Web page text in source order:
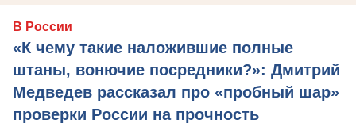
В России
«К чему такие наложившие полные
штаны, вонючие посредники?»: Дмитрий
Медведев рассказал про «пробный шар»
проверки России на прочность